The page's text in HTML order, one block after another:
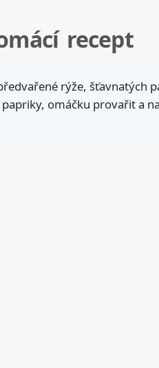
recept
rýže, šťavnatých
omáčku provařit a